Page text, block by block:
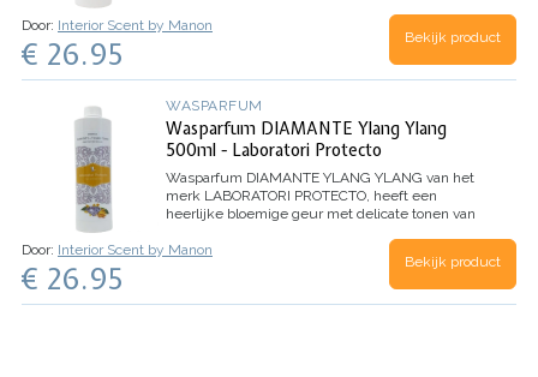
evolueert het parfum beter en behoudt het de
Inhoud 500ml (voor 100
Door: Interior Scent by Manon
€ 26.95 Bekijk product
WASPARFUM
Wasparfum DIAMANTE Ylang Ylang
500ml - Laboratori Protecto
Wasparfum DIAMANTE YLANG YLANG van het
merk LABORATORI PROTECTO, heeft een
heerlijke bloemige geur met delicate tonen van
Dennen
HART: Jasmijn, Lelie, Roos
Inhoud 500ml
Door: Interior Scent by Manon
€ 26.95 Bekijk product